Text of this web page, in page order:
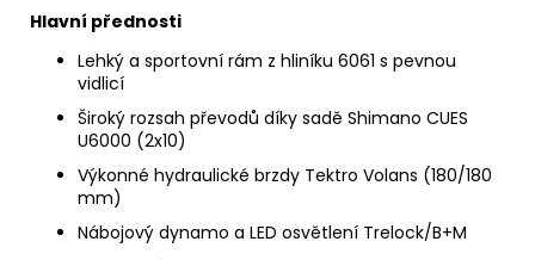
Hlavní přednosti
Lehký a sportovní rám z hliníku 6061 s pevnou
vidlicí
Široký rozsah převodů díky sadě Shimano CUES
U6000 (2x10)
Výkonné hydraulické brzdy Tektro Volans (180/180
mm)
Nábojový dynamo a LED osvětlení Trelock/B+M